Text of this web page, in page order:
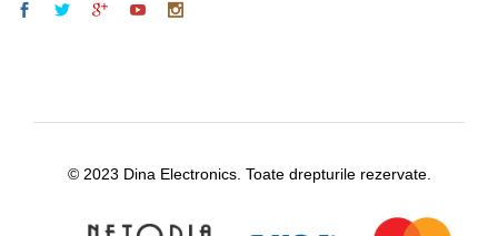
© 2023 Dina Electronics. Toate drepturile rezervate.